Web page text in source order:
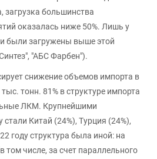
загрузка большинства
оказалась ниже 50%. Лишь у
были загружены выше этой
"АБС Фарбен").
снижение объемов импорта в
тонн. 81% в структуре импорта
ЛКМ. Крупнейшими
Китай (24%), Турция (24%),
году структура была иной: на
том числе, за счет параллельного